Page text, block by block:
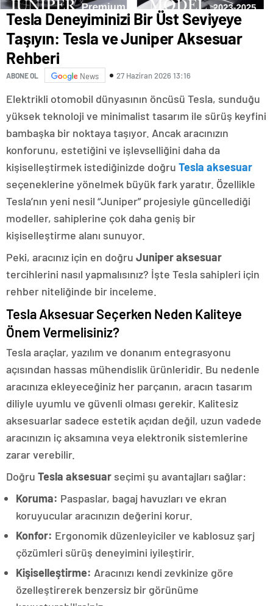
Tesla Deneyiminizi Bir Üst Seviyeye
Taşıyın: Tesla ve Juniper Aksesuar
Rehberi
ABONE OL News 27 Haziran 2026 13:16
Elektrikli otomobil dünyasının öncüsü Tesla, sunduğu
yüksek teknoloji ve minimalist tasarım ile sürüş keyfini
bambaşka bir noktaya taşıyor. Ancak aracınızın
konforunu, estetiğini ve işlevselliğini daha da
kişiselleştirmek istediğinizde doğru Tesla aksesuar
seçeneklerine yönelmek büyük fark yaratır. Özellikle
Tesla’nın yeni nesil “Juniper” projesiyle güncellediği
modeller, sahiplerine çok daha geniş bir
kişiselleştirme alanı sunuyor.
Peki, aracınız için en doğru Juniper aksesuar
tercihlerini nasıl yapmalısınız? İşte Tesla sahipleri için
rehber niteliğinde bir inceleme.
Tesla Aksesuar Seçerken Neden Kaliteye
Önem Vermelisiniz?
Tesla araçlar, yazılım ve donanım entegrasyonu
açısından hassas mühendislik ürünleridir. Bu nedenle
aracınıza ekleyeceğiniz her parçanın, aracın tasarım
diliyle uyumlu ve güvenli olması gerekir. Kalitesiz
aksesuarlar sadece estetik açıdan değil, uzun vadede
aracınızın iç aksamına veya elektronik sistemlerine
zarar verebilir.
Doğru Tesla aksesuar seçimi şu avantajları sağlar:
Koruma: Paspaslar, bagaj havuzları ve ekran
koruyucular aracınızın değerini korur.
Konfor: Ergonomik düzenleyiciler ve kablosuz şarj
çözümleri sürüş deneyimini iyileştirir.
Kişiselleştirme: Aracınızı kendi zevkinize göre
özelleştirerek benzersiz bir görünüme